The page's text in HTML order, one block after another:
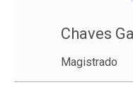
Chaves
Magistrado